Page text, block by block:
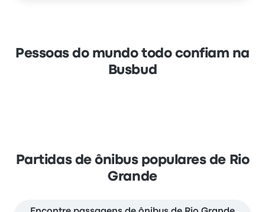
Pessoas do mundo todo confiam na
Busbud
Partidas de ônibus populares de Rio
Grande